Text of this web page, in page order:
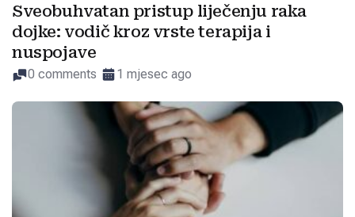
Sveobuhvatan pristup liječenju raka
dojke: vodič kroz vrste terapija i
nuspojave
0 comments 1 mjesec ago